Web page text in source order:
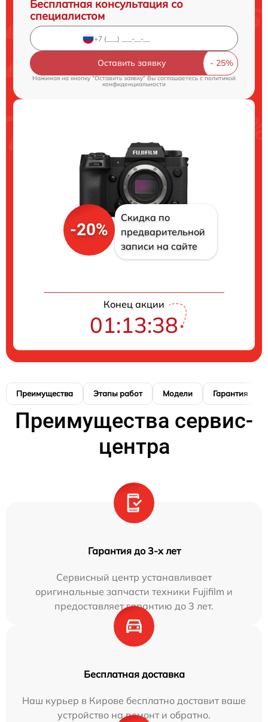
Бесплатная консультация со
специалистом
Оставить заявку
Нажимая на кнопку "Оставить заявку" Вы соглашаетесь c политикой
конфиденциальности
-20%
Скидка по
предварительной
записи на сайте
Конец акции
01:13:38
Преимущества Этапы работ Модели Гарантия
Преимущества сервис-
центра
Гарантия до 3-х лет
Сервисный центр устанавливает
оригинальные запчасти техники Fujifilm и
предоставляет гарантию до 3 лет.
Бесплатная доставка
Наш курьер в Кирове бесплатно доставит ваше
устройство на ремонт и обратно.